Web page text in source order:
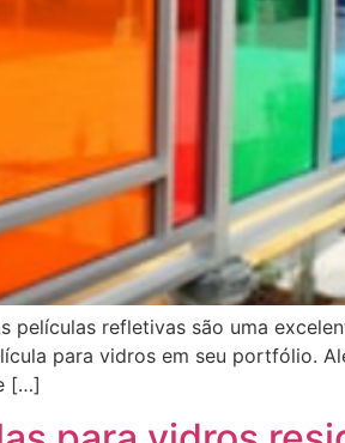
refletivas são uma
para vidros em seu portfólio.
[…]